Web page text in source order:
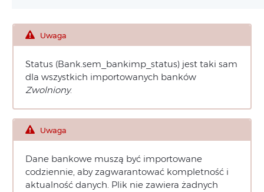
Uwaga
Status (Bank.sem_bankimp_status) jest taki sam
dla wszystkich importowanych banków
Zwolniony.
Uwaga
Dane bankowe muszą być importowane
codziennie, aby zagwarantować kompletność i
aktualność danych. Plik nie zawiera żadnych